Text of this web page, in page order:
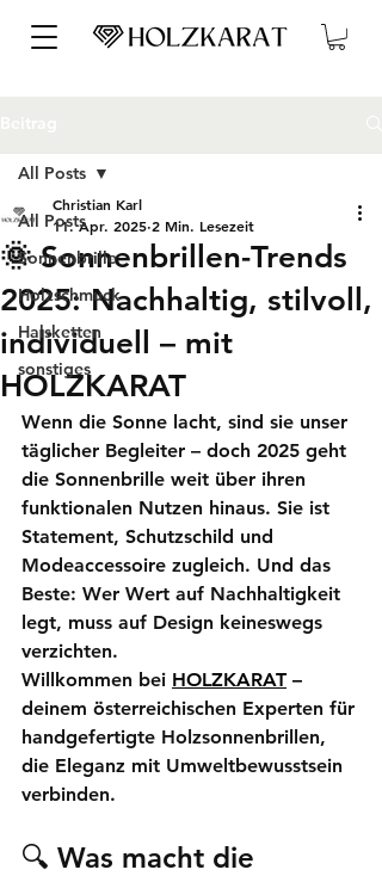
All Posts
Sonnenbrille
Holzschmuck
Halsketten
sonstiges
All Posts
🌞 Sonnenbrillen-Trends
2025: Nachhaltig, stilvoll,
individuell – mit
HOLZKARAT
Christian Karl
11. Apr. 2025 2 Min. Lesezeit
Wenn die Sonne lacht, sind sie unser
täglicher Begleiter – doch 2025 geht
die Sonnenbrille weit über ihren
funktionalen Nutzen hinaus. Sie ist
Statement, Schutzschild und
Modeaccessoire zugleich. Und das
Beste: Wer Wert auf Nachhaltigkeit
legt, muss auf Design keineswegs
verzichten.
Willkommen bei HOLZKARAT –
deinem österreichischen Experten für
handgefertigte Holzsonnenbrillen,
die Eleganz mit Umweltbewusstsein
verbinden.
🔍 Was macht die